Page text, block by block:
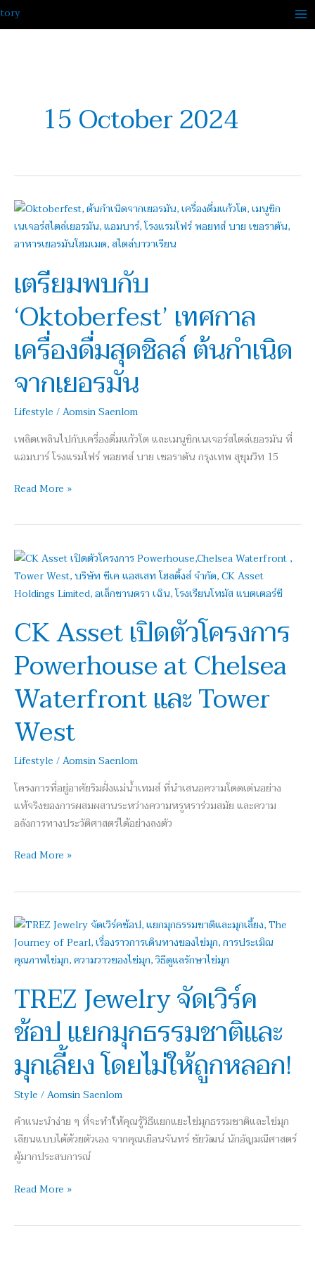
Skip
to
15 October 2024
เตรียมพบกับ
‘Oktoberfest’ เทศกาล
เครื่องดื่มสุดชิลล์ ต้นกำเนิด
จากเยอรมัน
Lifestyle /Aomsin Saenlom
เพลิดเพลินไปกับเครื่องดื่มแก้วโต และเมนูซิกเนเจอร์สไตล์เยอรมัน ที่
แอมบาร์ โรงแรมโฟร์ พอยทส์ บาย เชอราตัน กรุงเทพ สุขุมวิท 15
เตรียม
พบ
กับ
เทศกาล
เครื่อง
ดื่ม
ชิ
ต้น
จาก
เยอรมัน
Read More »
CK Asset เปิดตัวโครงการ
Powerhouse at Chelsea
Waterfront และ Tower
West
Lifestyle /Aomsin Saenlom
โครงการที่อยู่อาศัยริมฝั่งแม่น้ำเทมส์ ที่นำเสนอความโดดเด่นอย่าง
แท้จริงของการผสมผสานระหว่างความหรูหราร่วมสมัย และความ
อลังการทางประวัติศาสตร์ได้อย่างลงตัว
CK
Asset
เปิด
โครงการ
Powerhouse
at
Waterfront
Tower
Read More »
TREZ Jewelry จัดเวิร์ค
ช้อป แยกมุกธรรมชาติและ
มุกเลี้ยง โดยไม่ให้ถูกหลอก!
Style /Aomsin Saenlom
คำแนะนำง่าย ๆ ที่จะทำให้คุณรู้วิธีแยกแยะไข่มุกธรรมชาติและไข่มุก
เลียนแบบได้ด้วยตัวเอง จากคุณเยือนจันทร์ ชัยวัฒน์ นักอัญมณีศาสตร์
ผู้มากประสบการณ์
TREZ
Jewelry
จัด
ช้อป
แยก
มุก
และ
มุก
เลี้ยง
โดย
ไม่
ให้
หลอก!
Read More »